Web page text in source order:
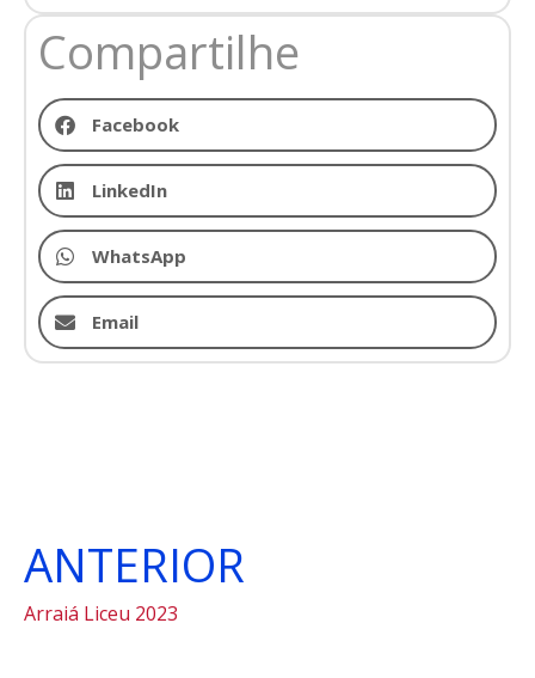
Compartilhe
Facebook
LinkedIn
WhatsApp
Email
ANTERIOR
Arraiá Liceu 2023